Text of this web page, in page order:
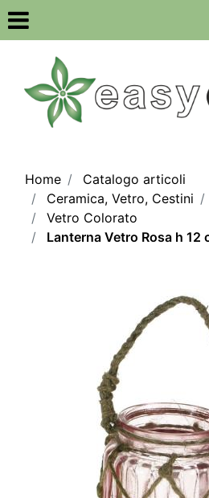
Open
Home
Catalogo articoli
Ceramica, Vetro, Cestini
Vetro Colorato
Lanterna Vetro Rosa h 12